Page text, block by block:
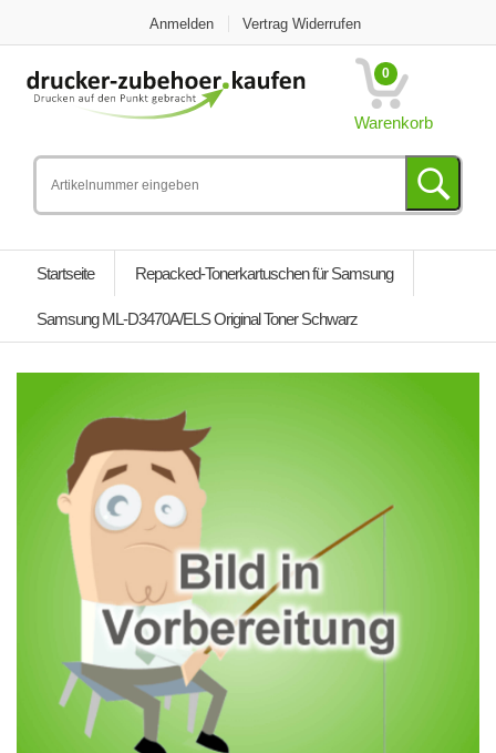
Anmelden Vertrag Widerrufen
0
Warenkorb
Startseite Repacked-Tonerkartuschen für Samsung
Samsung ML-D3470A/ELS Original Toner Schwarz